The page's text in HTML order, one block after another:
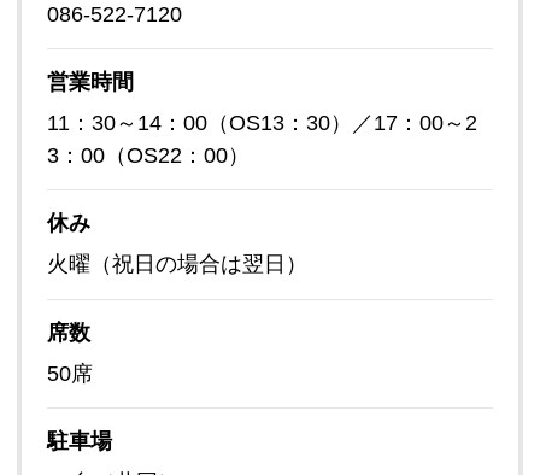
086-522-7120
営業時間
11：30～14：00（OS13：30）／17：00～2
3：00（OS22：00）
休み
火曜（祝日の場合は翌日）
席数
50席
駐車場